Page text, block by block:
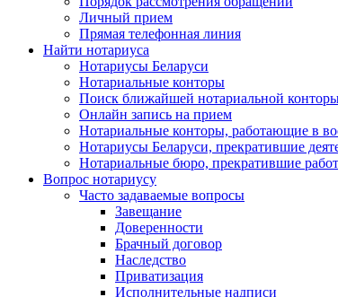
Личный прием
Прямая телефонная линия
Найти нотариуса
Нотариусы Беларуси
Нотариальные конторы
Поиск ближайшей нотариальной
Онлайн запись на прием
Нотариальные конторы, работающие в
Нотариусы Беларуси, прекратившие
Нотариальные бюро, прекратившие
Вопрос нотариусу
Часто задаваемые вопросы
Завещание
Доверенности
Брачный договор
Наследство
Приватизация
Исполнительные надписи